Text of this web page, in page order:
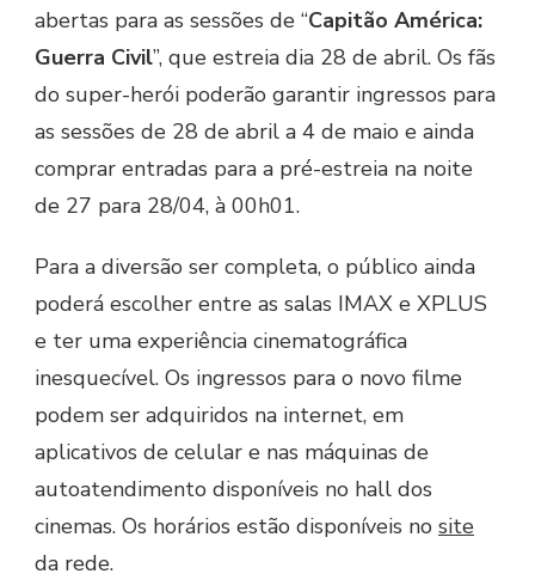
abertas para as sessões de “Capitão América:
Guerra Civil”, que estreia dia 28 de abril. Os fãs
do super-herói poderão garantir ingressos para
as sessões de 28 de abril a 4 de maio e ainda
comprar entradas para a pré-estreia na noite
de 27 para 28/04, à 00h01.
Para a diversão ser completa, o público ainda
poderá escolher entre as salas IMAX e XPLUS
e ter uma experiência cinematográfica
inesquecível. Os ingressos para o novo filme
podem ser adquiridos na internet, em
aplicativos de celular e nas máquinas de
autoatendimento disponíveis no hall dos
cinemas. Os horários estão disponíveis no site
da rede.